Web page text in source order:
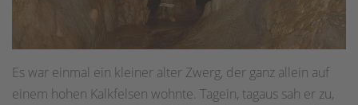
Es war einmal ein kleiner alter Zwerg, der ganz allein auf
einem hohen Kalkfelsen wohnte. Tagein, tagaus sah er zu,